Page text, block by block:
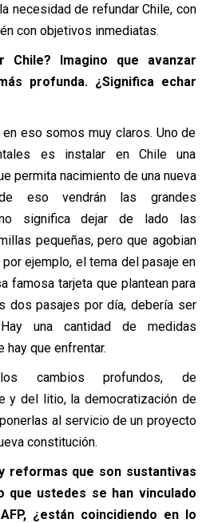
necesidad de refundar Chile, con
con objetivos inmediatas.
Chile? Imagino que avanzar
profunda. ¿Significa echar
eso somos muy claros. Uno de
es instalar en Chile una
permita nacimiento de una nueva
eso vendrán las grandes
no significa dejar de lado las
pequeñas, pero que agobian
ejemplo, el tema del pasaje en
famosa tarjeta que plantean para
dos pasajes por día, debería ser
una cantidad de medidas
hay que enfrentar.
cambios profundos, de
y del litio, la democratización de
al servicio de un proyecto
constitución.
reformas que son sustantivas
que ustedes se han vinculado
¿están coincidiendo en lo